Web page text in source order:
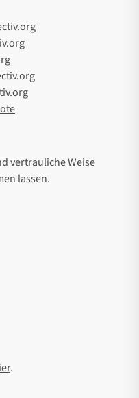
vertrauliche Weise
lassen.
.